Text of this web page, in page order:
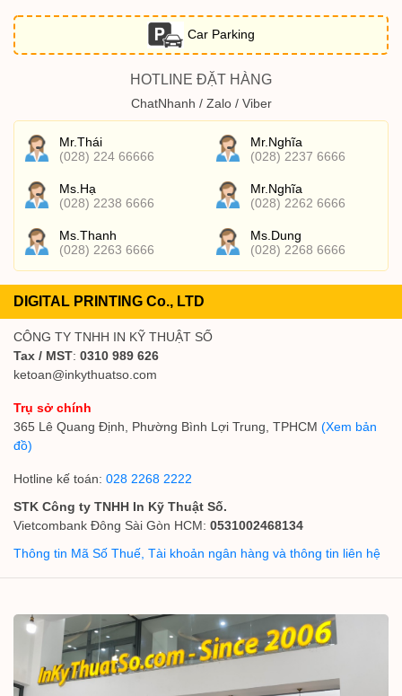
Car Parking
HOTLINE ĐẶT HÀNG
ChatNhanh / Zalo / Viber
Mr.Thái
(028) 224 66666
Mr.Nghĩa
(028) 2237 6666
Ms.Hạ
(028) 2238 6666
Mr.Nghĩa
(028) 2262 6666
Ms.Thanh
(028) 2263 6666
Ms.Dung
(028) 2268 6666
DIGITAL PRINTING Co., LTD
CÔNG TY TNHH IN KỸ THUẬT SỐ
Tax / MST: 0310 989 626
ketoan@inkythuatso.com
Trụ sở chính
365 Lê Quang Định, Phường Bình Lợi Trung, TPHCM (Xem bản
đồ)
Hotline kế toán: 028 2268 2222
STK Công ty TNHH In Kỹ Thuật Số.
Vietcombank Đông Sài Gòn HCM: 0531002468134
Thông tin Mã Số Thuế, Tài khoản ngân hàng và thông tin liên hệ